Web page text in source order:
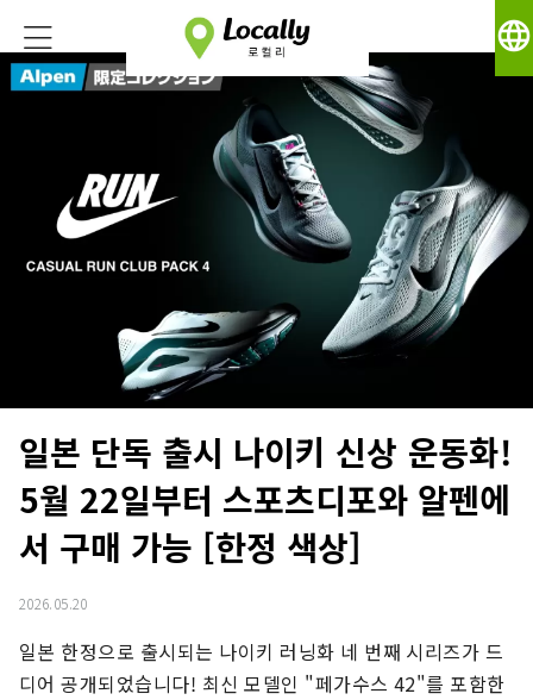
language
일본 단독 출시 나이키 신상 운동화!
5월 22일부터 스포츠디포와 알펜에
서 구매 가능 [한정 색상]
2026.05.20
일본 한정으로 출시되는 나이키 러닝화 네 번째 시리즈가 드
디어 공개되었습니다! 최신 모델인 "페가수스 42"를 포함한